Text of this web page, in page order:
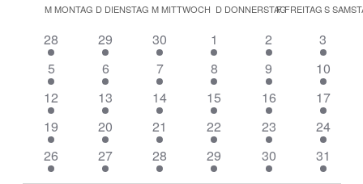
und
wählen.
Kalender
von
Veranstaltungen
MMONTAG D DIENSTAG MMITTWOCH D DONNERSTAG
FFREITAGS
3
Veranstaltungen
28
3
Veranstaltungen
29
3
Veranstaltungen
30
3
Veranstaltungen
1
3
Veranstaltungen
2
3
3
3
Veranstaltungen
5
3
Veranstaltungen
6
3
Veranstaltungen
7
3
Veranstaltungen
8
3
Veranstaltungen
9
3
10
3
Veranstaltungen
12
3
Veranstaltungen
13
3
Veranstaltungen
14
3
Veranstaltungen
15
3
Veranstaltungen
16
3
17
3
Veranstaltungen
19
3
Veranstaltungen
20
3
Veranstaltungen
21
3
Veranstaltungen
22
3
Veranstaltungen
23
3
24
3
Veranstaltungen
26
3
Veranstaltungen
27
3
Veranstaltungen
28
3
Veranstaltungen
29
3
Veranstaltungen
30
3
31